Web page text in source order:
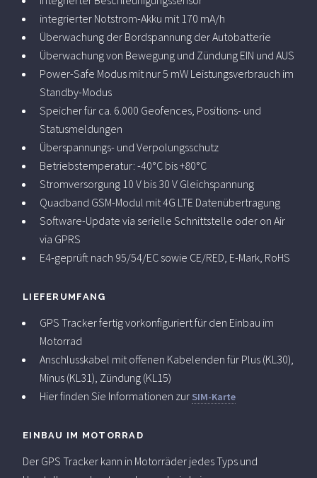
integrierter Notstrom-Akku mit 170 mA/h
Überwachung der Bordspannung der Autobatterie
Überwachung von Bewegung und Zündung EIN und AUS
Power-Safe Modus mit nur 5 mW Leistungsverbrauch im
Standby-Modus
Speicher für ca. 6.000 Geofences, Positions- und
Statusmeldungen
Überspannungs- und Verpolungsschutz
Betriebstemperatur: -40°C bis +80°C
Stromversorgung 10 V bis 30 V Gleichspannung
Quadband GSM-Modul mit 4G LTE Datenübertragung
Software-Update via serielle Schnittstelle oder on Air
via GPRS
E4-geprüft nach 95/54/EC sowie CE/RED, E-Mark, RoHS
LIEFERUMFANG
GPS Tracker fertig vorkonfiguriert für den Einbau im
Motorrad
Anschlusskabel mit offenen Kabelenden für Plus (KL30),
Minus (KL31), Zündung (KL15)
Hier finden Sie Informationen zur SIM-Karte
EINBAU IM MOTORRAD
Der GPS Tracker kann in Motorräder jedes Typs und